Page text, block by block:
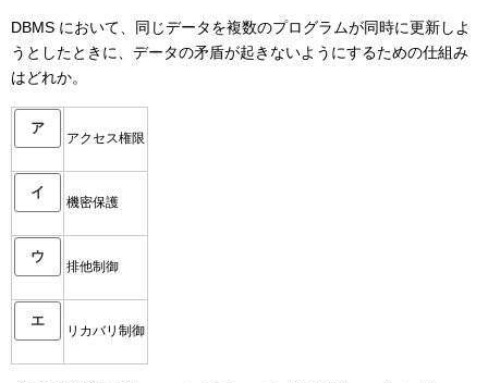
DBMS において、同じデータを複数のプログラムが同時に更新しよ
うとしたときに、データの矛盾が起きないようにするための仕組み
はどれか。
ア
アクセス権限
イ
機密保護
ウ
排他制御
エ
リカバリ制御